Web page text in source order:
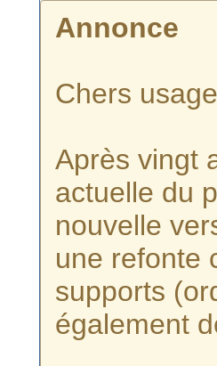
Annonce
Chers
Après vingt
actuelle du
nouvelle
une refonte
supports
également